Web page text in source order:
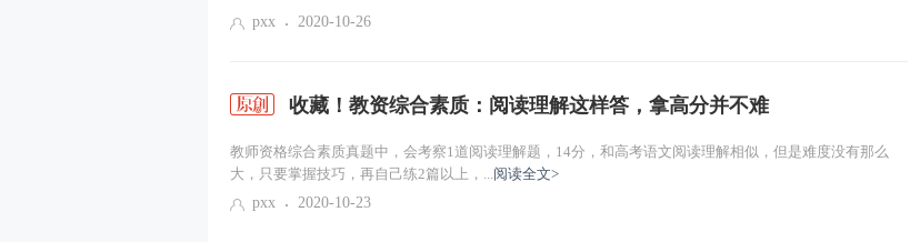
pxx 2020-10-26
收藏！教资综合素质：阅读理解这样答，拿高分并不难
教师资格综合素质真题中，会考察1道阅读理解题，14分，和高考语文阅读理解相似，但是难度没有那么
大，只要掌握技巧，再自己练2篇以上，...阅读全文>
pxx
2020-10-23